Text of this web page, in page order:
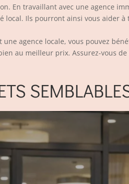
En travaillant avec une agence
local. Ils pourront ainsi vous aider
agence locale, vous pouvez
au meilleur prix. Assurez-vous